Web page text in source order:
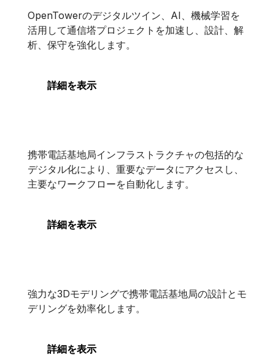
タワーの分析と設計
OpenTowerのデジタルツイン、AI、機械学習を
活用して通信塔プロジェクトを加速し、設計、解
析、保守を強化します。
詳細を表示
OpenTower iQ
携帯電話基地局インフラストラクチャの包括的な
デジタル化により、重要なデータにアクセスし、
主要なワークフローを自動化します。
詳細を表示
OpenTower Designer
強力な3Dモデリングで携帯電話基地局の設計とモ
デリングを効率化します。
詳細を表示